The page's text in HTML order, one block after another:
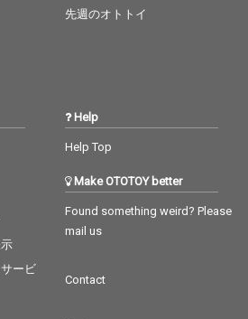
先週のオトトイ
ービ
Help
Help Top
Make OTOTOY better
Found something weird? Please
mail us
Contact